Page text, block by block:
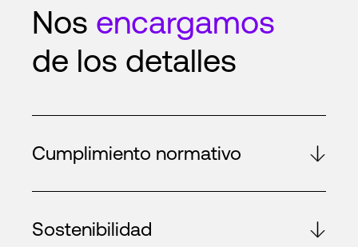
Nos encargamos
de los detalles
Cumplimiento normativo
Sostenibilidad